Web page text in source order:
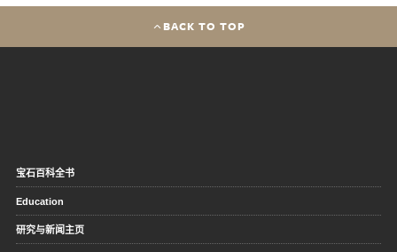
BACK TO TOP
宝石百科全书
Education
研究与新闻主页